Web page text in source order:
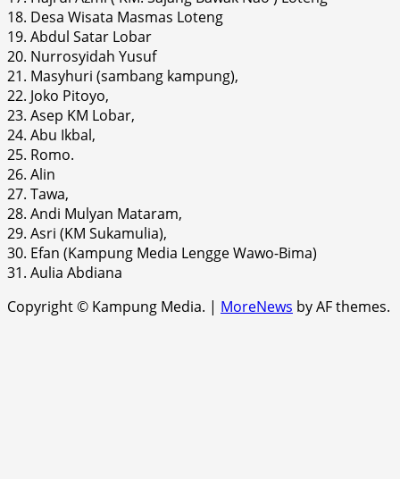
18. Desa Wisata Masmas Loteng
19. Abdul Satar Lobar
20. Nurrosyidah Yusuf
21. Masyhuri (sambang kampung),
22. Joko Pitoyo,
23. Asep KM Lobar,
24. Abu Ikbal,
25. Romo.
26. Alin
27. Tawa,
28. Andi Mulyan Mataram,
29. Asri (KM Sukamulia),
30. Efan (Kampung Media Lengge Wawo-Bima)
31. Aulia Abdiana
Copyright © Kampung Media. | MoreNews by AF themes.